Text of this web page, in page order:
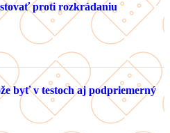
proti rozkrádaniu
byť v testoch aj podpriemerný